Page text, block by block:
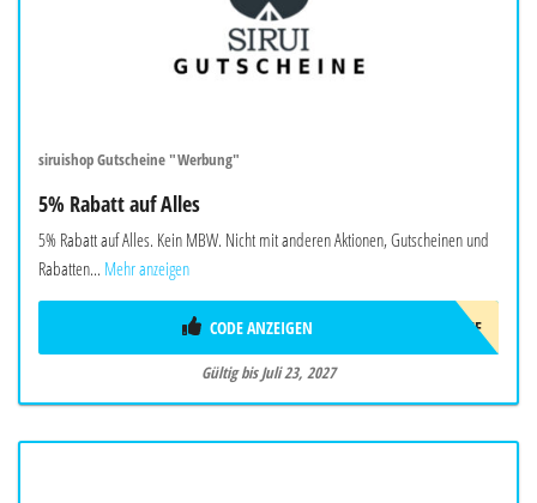
siruishop Gutscheine "Werbung"
5% Rabatt auf Alles
5% Rabatt auf Alles. Kein MBW. Nicht mit anderen Aktionen, Gutscheinen und
Rabatten... Mehr anzeigen
AFF5OFF
CODE ANZEIGEN
Gültig bis Juli 23, 2027